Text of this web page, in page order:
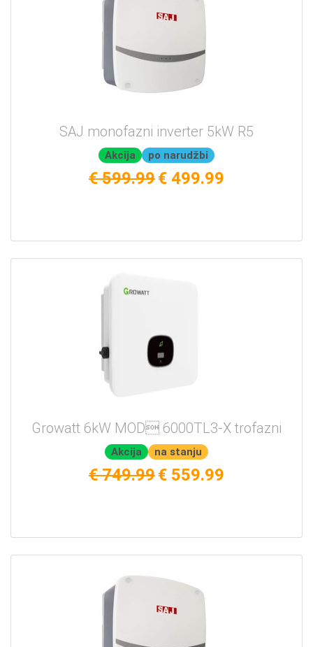
SAJ monofazni inverter 5kW R5
Akcija po narudžbi
€ 599.99€ 499.99
Growatt 6kW MOD 6000TL3-X trofazni
Akcija na stanju
€ 749.99€ 559.99